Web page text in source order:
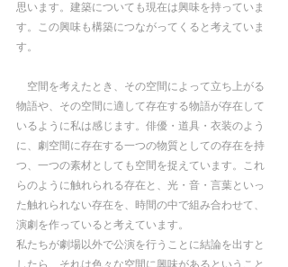
思います。建築についても現在は興味を持っていま
す。この興味も構築につながってくると考えていま
す。
空間を考えたとき、その空間によって立ち上がる
物語や、その空間に適して存在する物語が存在して
いるように私は感じます。俳優・道具・衣装のよう
に、劇空間に存在する一つの物質としての存在を持
つ、一つの素材としても空間を捉えています。これ
らのように触れられる存在と、光・音・言葉といっ
た触れられない存在を、時間の中で組み合わせて、
演劇を作っていると考えています。
私たちが劇場以外で公演を行うことに結論を出すと
したら、それは色々な空間に興味があるということ